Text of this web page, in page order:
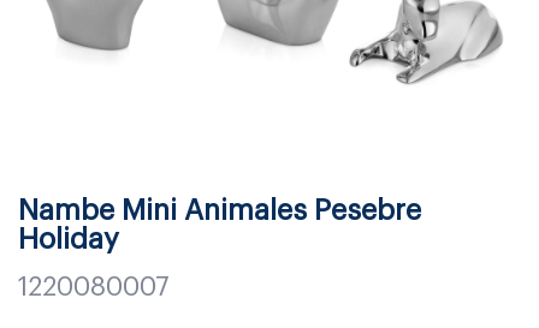
Nambe Mini Animales Pesebre
Holiday
1220080007